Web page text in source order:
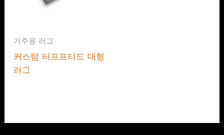
거주용 러그
커스텀 터프프티드 대형
러그